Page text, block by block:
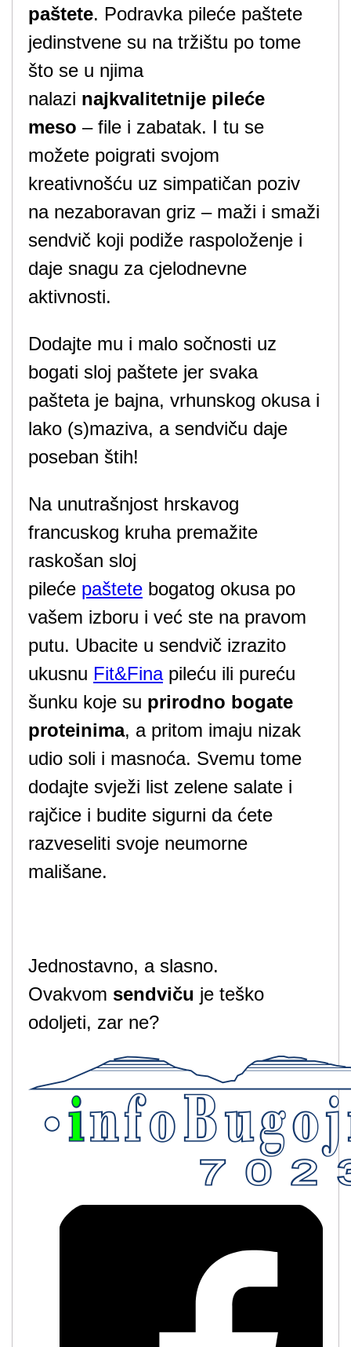
paštete. Podravka pileće paštete
jedinstvene su na tržištu po tome
što se u njima
nalazi najkvalitetnije pileće
meso – file i zabatak. I tu se
možete poigrati svojom
kreativnošću uz simpatičan poziv
na nezaboravan griz – maži i smaži
sendvič koji podiže raspoloženje i
daje snagu za cjelodnevne
aktivnosti.
Dodajte mu i malo sočnosti uz
bogati sloj paštete jer svaka
pašteta je bajna, vrhunskog okusa i
lako (s)maziva, a sendviču daje
poseban štih!
Na unutrašnjost hrskavog
francuskog kruha premažite
raskošan sloj
pileće paštete bogatog okusa po
vašem izboru i već ste na pravom
putu. Ubacite u sendvič izrazito
ukusnu Fit&Finapileću ili pureću
šunku koje su prirodno bogate
proteinima, a pritom imaju nizak
udio soli i masnoća. Svemu tome
dodajte svježi list zelene salate i
rajčice i budite sigurni da ćete
razveseliti svoje neumorne
mališane.
Jednostavno, a slasno.
Ovakvom sendviču je teško
odoljeti, zar ne?